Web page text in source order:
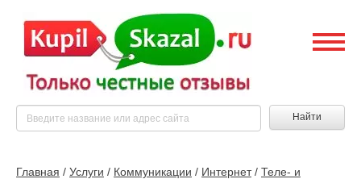
Найти
Главная / Услуги / Коммуникации / Интернет/ Теле- и